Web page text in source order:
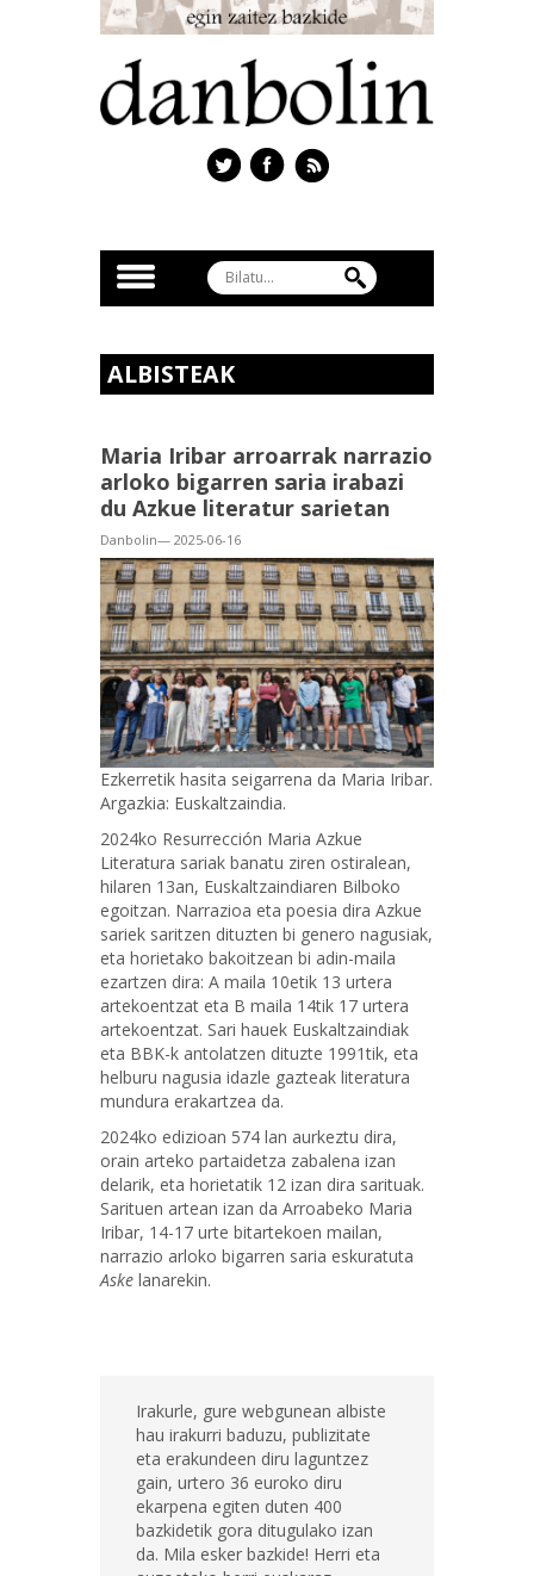
ALBISTEAK
Maria Iribar arroarrak narrazio
arloko bigarren saria irabazi
du Azkue literatur sarietan
Danbolin— 2025-06-16
Ezkerretik hasita seigarrena da Maria Iribar.
Argazkia: Euskaltzaindia.
2024ko Resurrección Maria Azkue
Literatura sariak banatu ziren ostiralean,
hilaren 13an, Euskaltzaindiaren Bilboko
egoitzan. Narrazioa eta poesia dira Azkue
sariek saritzen dituzten bi genero nagusiak,
eta horietako bakoitzean bi adin-maila
ezartzen dira: A maila 10etik 13 urtera
artekoentzat eta B maila 14tik 17 urtera
artekoentzat. Sari hauek Euskaltzaindiak
eta BBK-k antolatzen dituzte 1991tik, eta
helburu nagusia idazle gazteak literatura
mundura erakartzea da.
2024ko edizioan 574 lan aurkeztu dira,
orain arteko partaidetza zabalena izan
delarik, eta horietatik 12 izan dira sarituak.
Sarituen artean izan da Arroabeko Maria
Iribar, 14-17 urte bitartekoen mailan,
narrazio arloko bigarren saria eskuratuta
Aske lanarekin.
Irakurle, gure webgunean albiste
hau irakurri baduzu, publizitate
eta erakundeen diru laguntzez
gain, urtero 36 euroko diru
ekarpena egiten duten 400
bazkidetik gora ditugulako izan
da. Mila esker bazkide! Herri eta